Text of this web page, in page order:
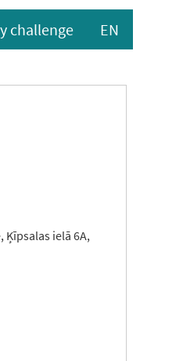
challenge EN
Ķīpsalas ielā 6A,